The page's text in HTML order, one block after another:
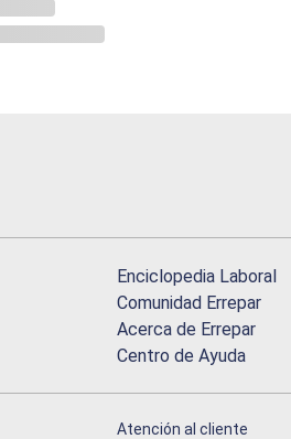
Enciclopedia Laboral
Comunidad Errepar
Acerca de Errepar
Centro de Ayuda
Atención al cliente